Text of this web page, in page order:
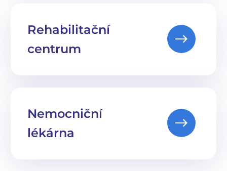
Rehabilitační
centrum
Nemocniční
lékárna